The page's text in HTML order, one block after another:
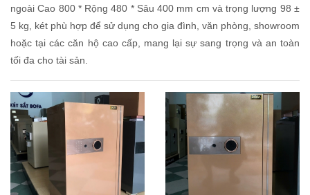
ngoài Cao 800 * Rộng 480 * Sâu 400 mm cm và trọng lượng 98 ±
5 kg, két phù hợp để sử dụng cho gia đình, văn phòng, showroom
hoặc tại các căn hộ cao cấp, mang lại sự sang trọng và an toàn
tối đa cho tài sản.